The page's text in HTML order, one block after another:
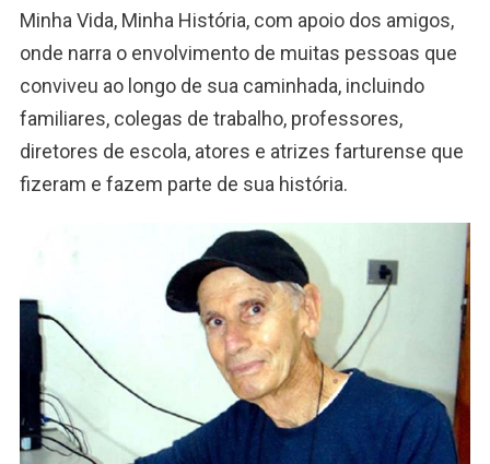
Minha Vida, Minha História, com apoio dos amigos,
onde narra o envolvimento de muitas pessoas que
conviveu ao longo de sua caminhada, incluindo
familiares, colegas de trabalho, professores,
diretores de escola, atores e atrizes farturense que
fizeram e fazem parte de sua história.